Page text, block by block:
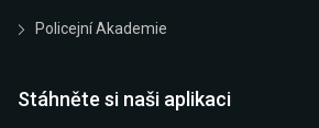
Policejní Akademie
Stáhněte si naši aplikaci